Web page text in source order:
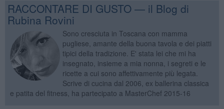
RACCONTARE DI GUSTO — il Blog di
Rubina Rovini
Sono cresciuta in Toscana con mamma
pugliese, amante della buona tavola e dei piatti
tipici della tradizione. E' stata lei che mi ha
insegnato, insieme a mia nonna, i segreti e le
ricette a cui sono affettivamente più legata.
Scrive di cucina dal 2006, ex ballerina classica
e patita del fitness, ha partecipato a MasterChef 2015-16